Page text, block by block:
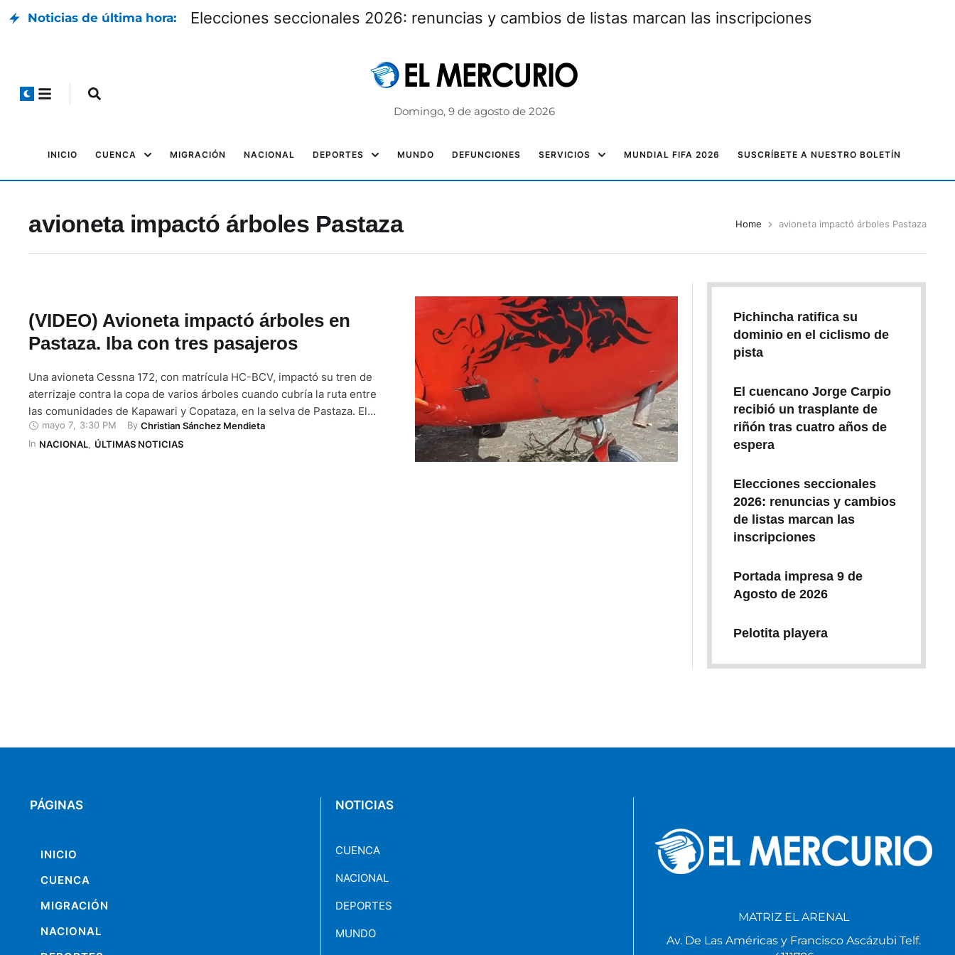
Noticias de última hora: Elecciones seccionales 2026: renuncias y cambios de listas marcan las inscripciones
Domingo, 9 de agosto de 2026
INICIO CUENCA MIGRACIÓN NACIONAL DEPORTES MUNDO DEFUNCIONES SERVICIOS MUNDIAL FIFA 2026 SUSCRÍBETE A NUESTRO BOLETÍN
avioneta impactó árboles Pastaza Home avioneta impactó árboles Pastaza
(VIDEO) Avioneta impactó árboles en
Pastaza. Iba con tres pasajeros
Una avioneta Cessna 172, con matrícula HC-BCV, impactó su tren de
aterrizaje contra la copa de varios árboles cuando cubría la ruta entre
las comunidades de Kapawari y Copataza, en la selva de Pastaza. El
incidente se produjo el último martes, cerca de las 13:00, mientras
transportaba a tres pasajeros además del piloto. El viaje …
mayo 7 3:30 PM By Christian Sánchez Mendieta
In NACIONAL, ÚLTIMAS NOTICIAS
Pichincha ratifica su
dominio en el ciclismo de
pista
El cuencano Jorge Carpio
recibió un trasplante de
riñón tras cuatro años de
espera
Elecciones seccionales
2026: renuncias y cambios
de listas marcan las
inscripciones
Portada impresa 9 de
Agosto de 2026
Pelotita playera
PÁGINAS
INICIO
CUENCA
MIGRACIÓN
NACIONAL
NOTICIAS
CUENCA
NACIONAL
DEPORTES
MUNDO
MATRIZ EL ARENAL
Av. De Las Américas y Francisco Ascázubi Telf.